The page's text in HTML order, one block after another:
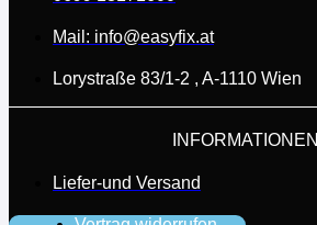
Mail: info@easyfix.at
Lorystraße 83/1-2 , A-1110 Wien
INFORMATIONEN
Liefer-und Versand